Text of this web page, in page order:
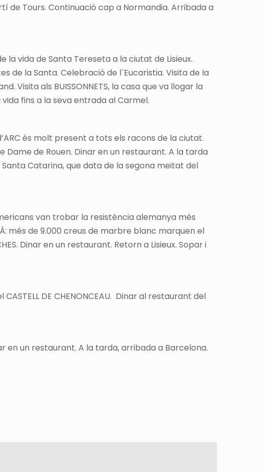
de Tours. Continuació cap a Normandia. Arribada a
la vida de Santa Tereseta a la ciutat de Lisieux.
de la Santa. Celebració de l´Eucaristia. Visita de la
Visita als BUISSONNETS, la casa que va llogar la
fins a la seva entrada al Carmel.
és molt present a tots els racons de la ciutat.
Dame de Rouen. Dinar en un restaurant. A la tarda
Santa Catarina, que data de la segona meitat del
van trobar la resistència alemanya més
més de 9.000 creus de marbre blanc marquen el
Dinar en un restaurant. Retorn a Lisieux. Sopar i
DE CHENONCEAU. Dinar al restaurant del
en un restaurant. A la tarda, arribada a Barcelona.